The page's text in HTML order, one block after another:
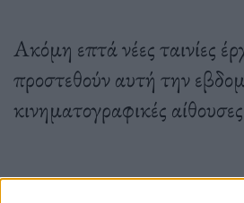
Ακόμη επτά νέες ταινίες
προστεθούν αυτή την
κινηματογραφικές αίθουσες